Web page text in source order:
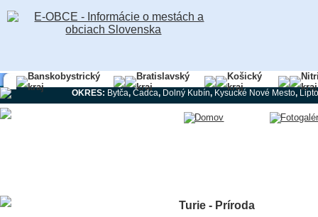
Banskobystrický
kraj
Bratislavský
kraj
Košický
kraj
kraj
OKRES: Bytča, Čadca, Dolný Kubín, Kysucké Nové Mesto,
Turie - Príroda